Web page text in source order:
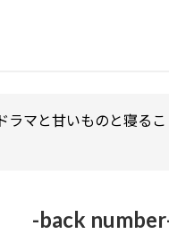
マと甘いものと寝る
-back